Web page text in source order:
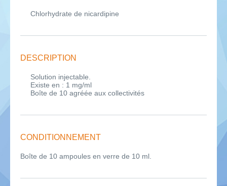
Chlorhydrate de nicardipine
DESCRIPTION
Solution injectable.
Existe en : 1 mg/ml
Boîte de 10 agréée aux collectivités
CONDITIONNEMENT
Boîte de 10 ampoules en verre de 10 ml.